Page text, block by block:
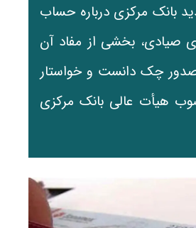
بانک مرکزی درباره حساب
بخشی از مفاد آن
صدور چک دانست و خواستار
هیأت عالی بانک مرکزی